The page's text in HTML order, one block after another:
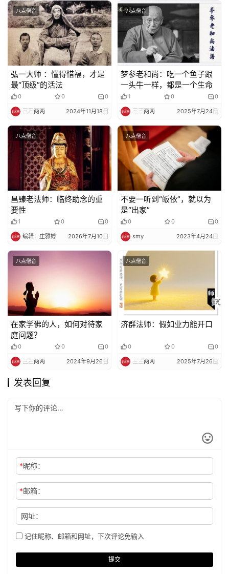
八点僧音
弘一大师 ：懂得惜福，才是
最“顶级”的活法
0 0 0
三三两两 2024年11月18日
八点僧音
梦参老和尚：吃一个鱼子跟
一头牛一样，都是一个生命
1 0 0
三三两两 2025年7月24日
八点僧音
昌臻老法师：临终助念的重
要性
1 0 0
编辑：庄雅婷 2026年7月10日
八点僧音
不要一听到“皈依”，就以为
是“出家”
0 0 0
smy 2023年4月24日
八点僧音
在家学佛的人，如何对待家
庭问题？
0 0 0
三三两两 2024年9月26日
八点僧音
济群法师：假如业力能开口
0 0 0
三三两两 2025年7月26日
发表回复
*昵称：
*邮箱：
网址：
记住昵称、邮箱和网址，下次评论免输入
提交